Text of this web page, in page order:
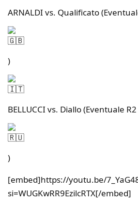
ARNALDI vs. Qualificato
)
BELLUCCI vs. Diallo (Eventuale
)
[embed]https://youtu.be/
si=WUGKwRR9EzilcRTX[/embed]